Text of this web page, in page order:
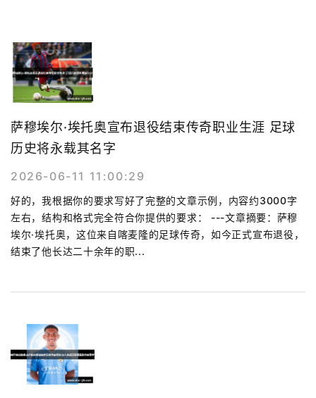
萨穆埃尔·埃托奥宣布退役结束传奇职业生涯 足球
历史将永载其名字
2026-06-11 11:00:29
好的，我根据你的要求写好了完整的文章示例，内容约3000字
左右，结构和格式完全符合你提供的要求： ---文章摘要：萨穆
埃尔·埃托奥，这位来自喀麦隆的足球传奇，如今正式宣布退役，
结束了他长达二十余年的职...